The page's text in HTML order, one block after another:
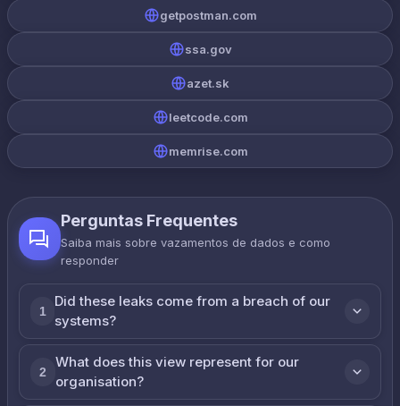
getpostman.com
ssa.gov
azet.sk
leetcode.com
memrise.com
Perguntas Frequentes
Saiba mais sobre vazamentos de dados e como
responder
1
Did these leaks come from a breach of our
systems?
2
What does this view represent for our
organisation?